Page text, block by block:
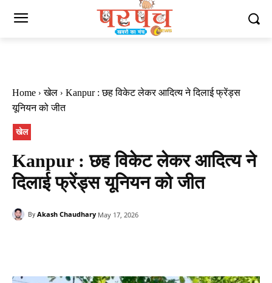
Home खेल
Kanpur : छह विकेट लेकर आदित्य ने दिलाई फ्रेंड्स
यूनियन को जीत
खेल
Kanpur : छह विकेट लेकर आदित्य ने
दिलाई फ्रेंड्स यूनियन को जीत
By Akash Chaudhary May 17, 2026